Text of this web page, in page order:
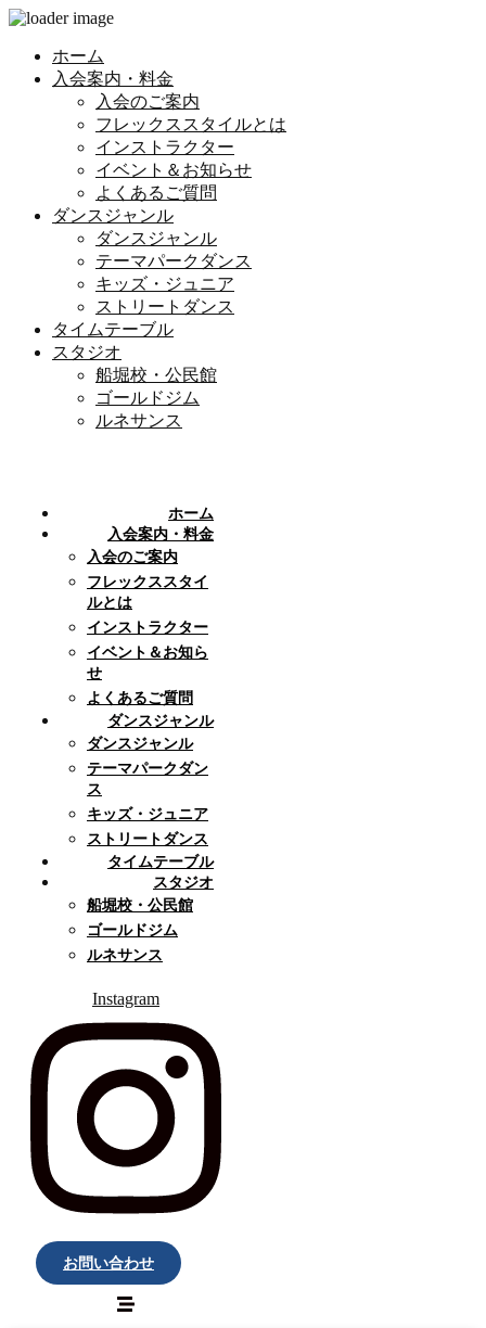
ホーム
入会案内・料金
入会のご案内
フレックススタイルとは
インストラクター
イベント＆お知らせ
よくあるご質問
ダンスジャンル
ダンスジャンル
テーマパークダンス
キッズ・ジュニア
ストリートダンス
タイムテーブル
スタジオ
船堀校・公民館
ゴールドジム
ルネサンス
ホーム
入会案内・料金
入会のご案内
フレックススタイ
ルとは
インストラクター
イベント＆お知ら
せ
よくあるご質問
ダンスジャンル
ダンスジャンル
テーマパークダン
ス
キッズ・ジュニア
ストリートダンス
タイムテーブル
スタジオ
船堀校・公民館
ゴールドジム
ルネサンス
Instagram
お問い合わせ